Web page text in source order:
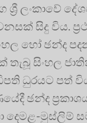
ශ්‍රී ලංකාවේ
සිදු විය.
හෝ ඡන්ද
තැබූ සිංහල
ධුරයට පත්
ඡන්ද
දෙමළ-මුස්ලිම්